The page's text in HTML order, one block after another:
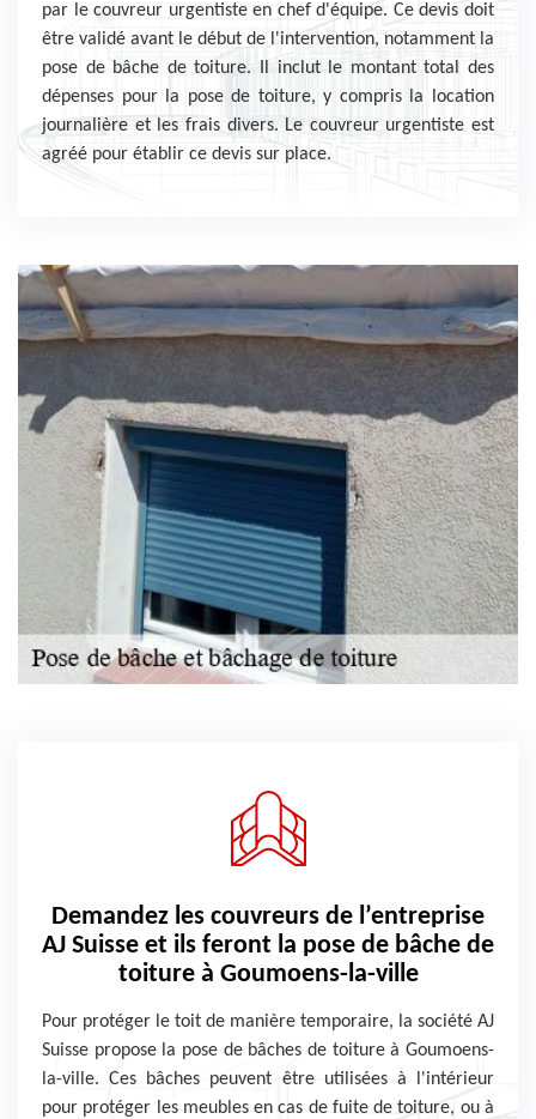
par le couvreur urgentiste en chef d'équipe. Ce devis doit
être validé avant le début de l'intervention, notamment la
pose de bâche de toiture. Il inclut le montant total des
dépenses pour la pose de toiture, y compris la location
journalière et les frais divers. Le couvreur urgentiste est
agréé pour établir ce devis sur place.
Demandez les couvreurs de l’entreprise
AJ Suisse et ils feront la pose de bâche de
toiture à Goumoens-la-ville
Pour protéger le toit de manière temporaire, la société AJ
Suisse propose la pose de bâches de toiture à Goumoens-
la-ville. Ces bâches peuvent être utilisées à l'intérieur
pour protéger les meubles en cas de fuite de toiture, ou à